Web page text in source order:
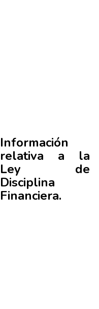
Información
relativa a la
Ley de
Disciplina
Financiera.